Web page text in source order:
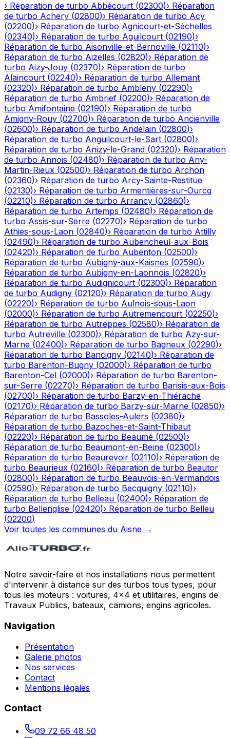
› Réparation de turbo Abbécourt (02300)› Réparation
de turbo Achery (02800)› Réparation de turbo Acy
(02200)› Réparation de turbo Agnicourt-et-Séchelles
(02340)› Réparation de turbo Aguilcourt (02190)›
Réparation de turbo Aisonville-et-Bernoville (02110)›
Réparation de turbo Aizelles (02820)› Réparation de
turbo Aizy-Jouy (02370)› Réparation de turbo
Alaincourt (02240)› Réparation de turbo Allemant
(02320)› Réparation de turbo Ambleny (02290)›
Réparation de turbo Ambrief (02200)› Réparation de
turbo Amifontaine (02190)› Réparation de turbo
Amigny-Rouy (02700)› Réparation de turbo Ancienville
(02600)› Réparation de turbo Andelain (02800)›
Réparation de turbo Anguilcourt-le-Sart (02800)›
Réparation de turbo Anizy-le-Grand (02320)› Réparation
de turbo Annois (02480)› Réparation de turbo Any-
Martin-Rieux (02500)› Réparation de turbo Archon
(02360)› Réparation de turbo Arcy-Sainte-Restitue
(02130)› Réparation de turbo Armentières-sur-Ourcq
(02210)› Réparation de turbo Arrancy (02860)›
Réparation de turbo Artemps (02480)› Réparation de
turbo Assis-sur-Serre (02270)› Réparation de turbo
Athies-sous-Laon (02840)› Réparation de turbo Attilly
(02490)› Réparation de turbo Aubencheul-aux-Bois
(02420)› Réparation de turbo Aubenton (02500)›
Réparation de turbo Aubigny-aux-Kaisnes (02590)›
Réparation de turbo Aubigny-en-Laonnois (02820)›
Réparation de turbo Audignicourt (02300)› Réparation
de turbo Audigny (02120)› Réparation de turbo Augy
(02220)› Réparation de turbo Aulnois-sous-Laon
(02000)› Réparation de turbo Autremencourt (02250)›
Réparation de turbo Autreppes (02580)› Réparation de
turbo Autreville (02300)› Réparation de turbo Azy-sur-
Marne (02400)› Réparation de turbo Bagneux (02290)›
Réparation de turbo Bancigny (02140)› Réparation de
turbo Barenton-Bugny (02000)› Réparation de turbo
Barenton-Cel (02000)› Réparation de turbo Barenton-
sur-Serre (02270)› Réparation de turbo Barisis-aux-Bois
(02700)› Réparation de turbo Barzy-en-Thiérache
(02170)› Réparation de turbo Barzy-sur-Marne (02850)›
Réparation de turbo Bassoles-Aulers (02380)›
Réparation de turbo Bazoches-et-Saint-Thibaut
(02220)› Réparation de turbo Beaumé (02500)›
Réparation de turbo Beaumont-en-Beine (02300)›
Réparation de turbo Beaurevoir (02110)› Réparation de
turbo Beaurieux (02160)› Réparation de turbo Beautor
(02800)› Réparation de turbo Beauvois-en-Vermandois
(02590)› Réparation de turbo Becquigny (02110)›
Réparation de turbo Belleau (02400)› Réparation de
turbo Bellenglise (02420)› Réparation de turbo Belleu
(02200)
Voir toutes les communes du Aisne →
Notre savoir-faire et nos installations nous permettent
d'intervenir à distance sur des turbos tous types, pour
tous les moteurs : voitures, 4x4 et utilitaires, engins de
Travaux Publics, bateaux, camions, engins agricoles.
Navigation
Présentation
Galerie photos
Nos services
Contact
Mentions légales
Contact
09 72 66 48 50